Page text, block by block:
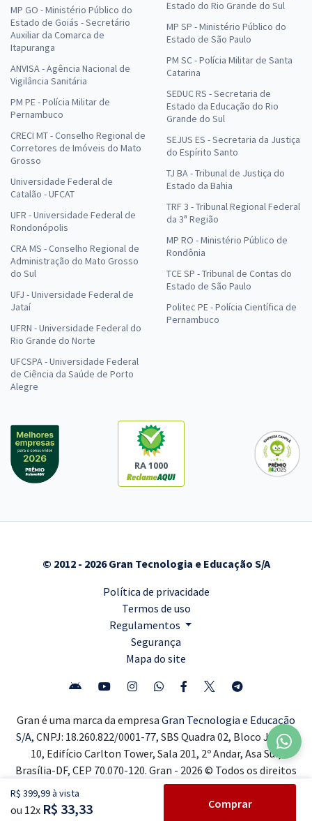
R$ 399,99 à vista
ou 12x R$ 33,33 Comprar
MP GO - Ministério Público do
Estado de Goiás - Secretário
Auxiliar da Comarca de
Itapuranga
ANVISA - Agência Nacional de
Vigilância Sanitária
PM PE - Polícia Militar de
Pernambuco
CRECI MT - Conselho Regional de
Corretores de Imóveis do Mato
Grosso
Universidade Federal de
Catalão - UFCAT
UFR - Universidade Federal de
Rondonópolis
CRA MS - Conselho Regional de
Administração do Mato Grosso
do Sul
UFJ - Universidade Federal de
Jataí
UFRN - Universidade Federal do
Rio Grande do Norte
UFCSPA - Universidade Federal
de Ciência da Saúde de Porto
Alegre
Estado do Rio Grande do Sul
MP SP - Ministério Público do
Estado de São Paulo
PM SC - Polícia Militar de Santa
Catarina
SEDUC RS - Secretaria de
Estado da Educação do Rio
Grande do Sul
SEJUS ES - Secretaria da Justiça
do Espírito Santo
TJ BA - Tribunal de Justiça do
Estado da Bahia
TRF 3 - Tribunal Regional Federal
da 3ª Região
MP RO - Ministério Público de
Rondônia
TCE SP - Tribunal de Contas do
Estado de São Paulo
Politec PE - Polícia Científica de
Pernambuco
RA 1000
© 2012 - 2026 Gran Tecnologia e Educação S/A
Política de privacidade
Termos de uso
Regulamentos
Segurança
Mapa do site
Gran é uma marca da empresa Gran Tecnologia e Educação
S/A, CNPJ: 18.260.822/0001-77, SBS Quadra 02, Bloco J, Lote
10, Edifício Carlton Tower, Sala 201, 2º Andar, Asa Sul,
Brasília-DF, CEP 70.070-120. Gran - 2026 © Todos os direitos
reservados ®